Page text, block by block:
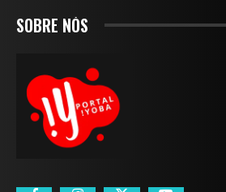
SOBRE NÓS